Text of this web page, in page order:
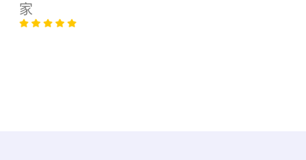
家